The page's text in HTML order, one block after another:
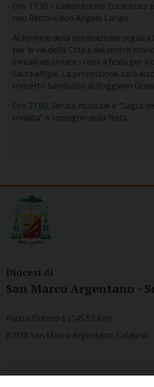
Ore 17.30 – Celebrazione Eucaristica
neo Rettore don Angelo Longo.
Al termine della celebrazione seguirà
per le vie della Città e del centro
invitati ad ornare i rioni a festa per il
Sacra effigie. La processione sarà
concerto bandistico di Roggiano
Ore 21.00. Serata musicale e “Sagra
condita” a sostegno della festa.
Diocesi di
San Marco Argentano -
Piazza Duomo 6 (145,52 km)
87018 San Marco Argentano, Calabria